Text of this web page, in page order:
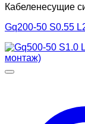
Кабеленесущие
Gq200-50 S0.55